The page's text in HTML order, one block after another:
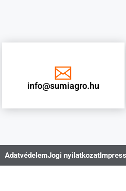
info@sumiagro.hu
AdatvédelemJogi nyilatkozat